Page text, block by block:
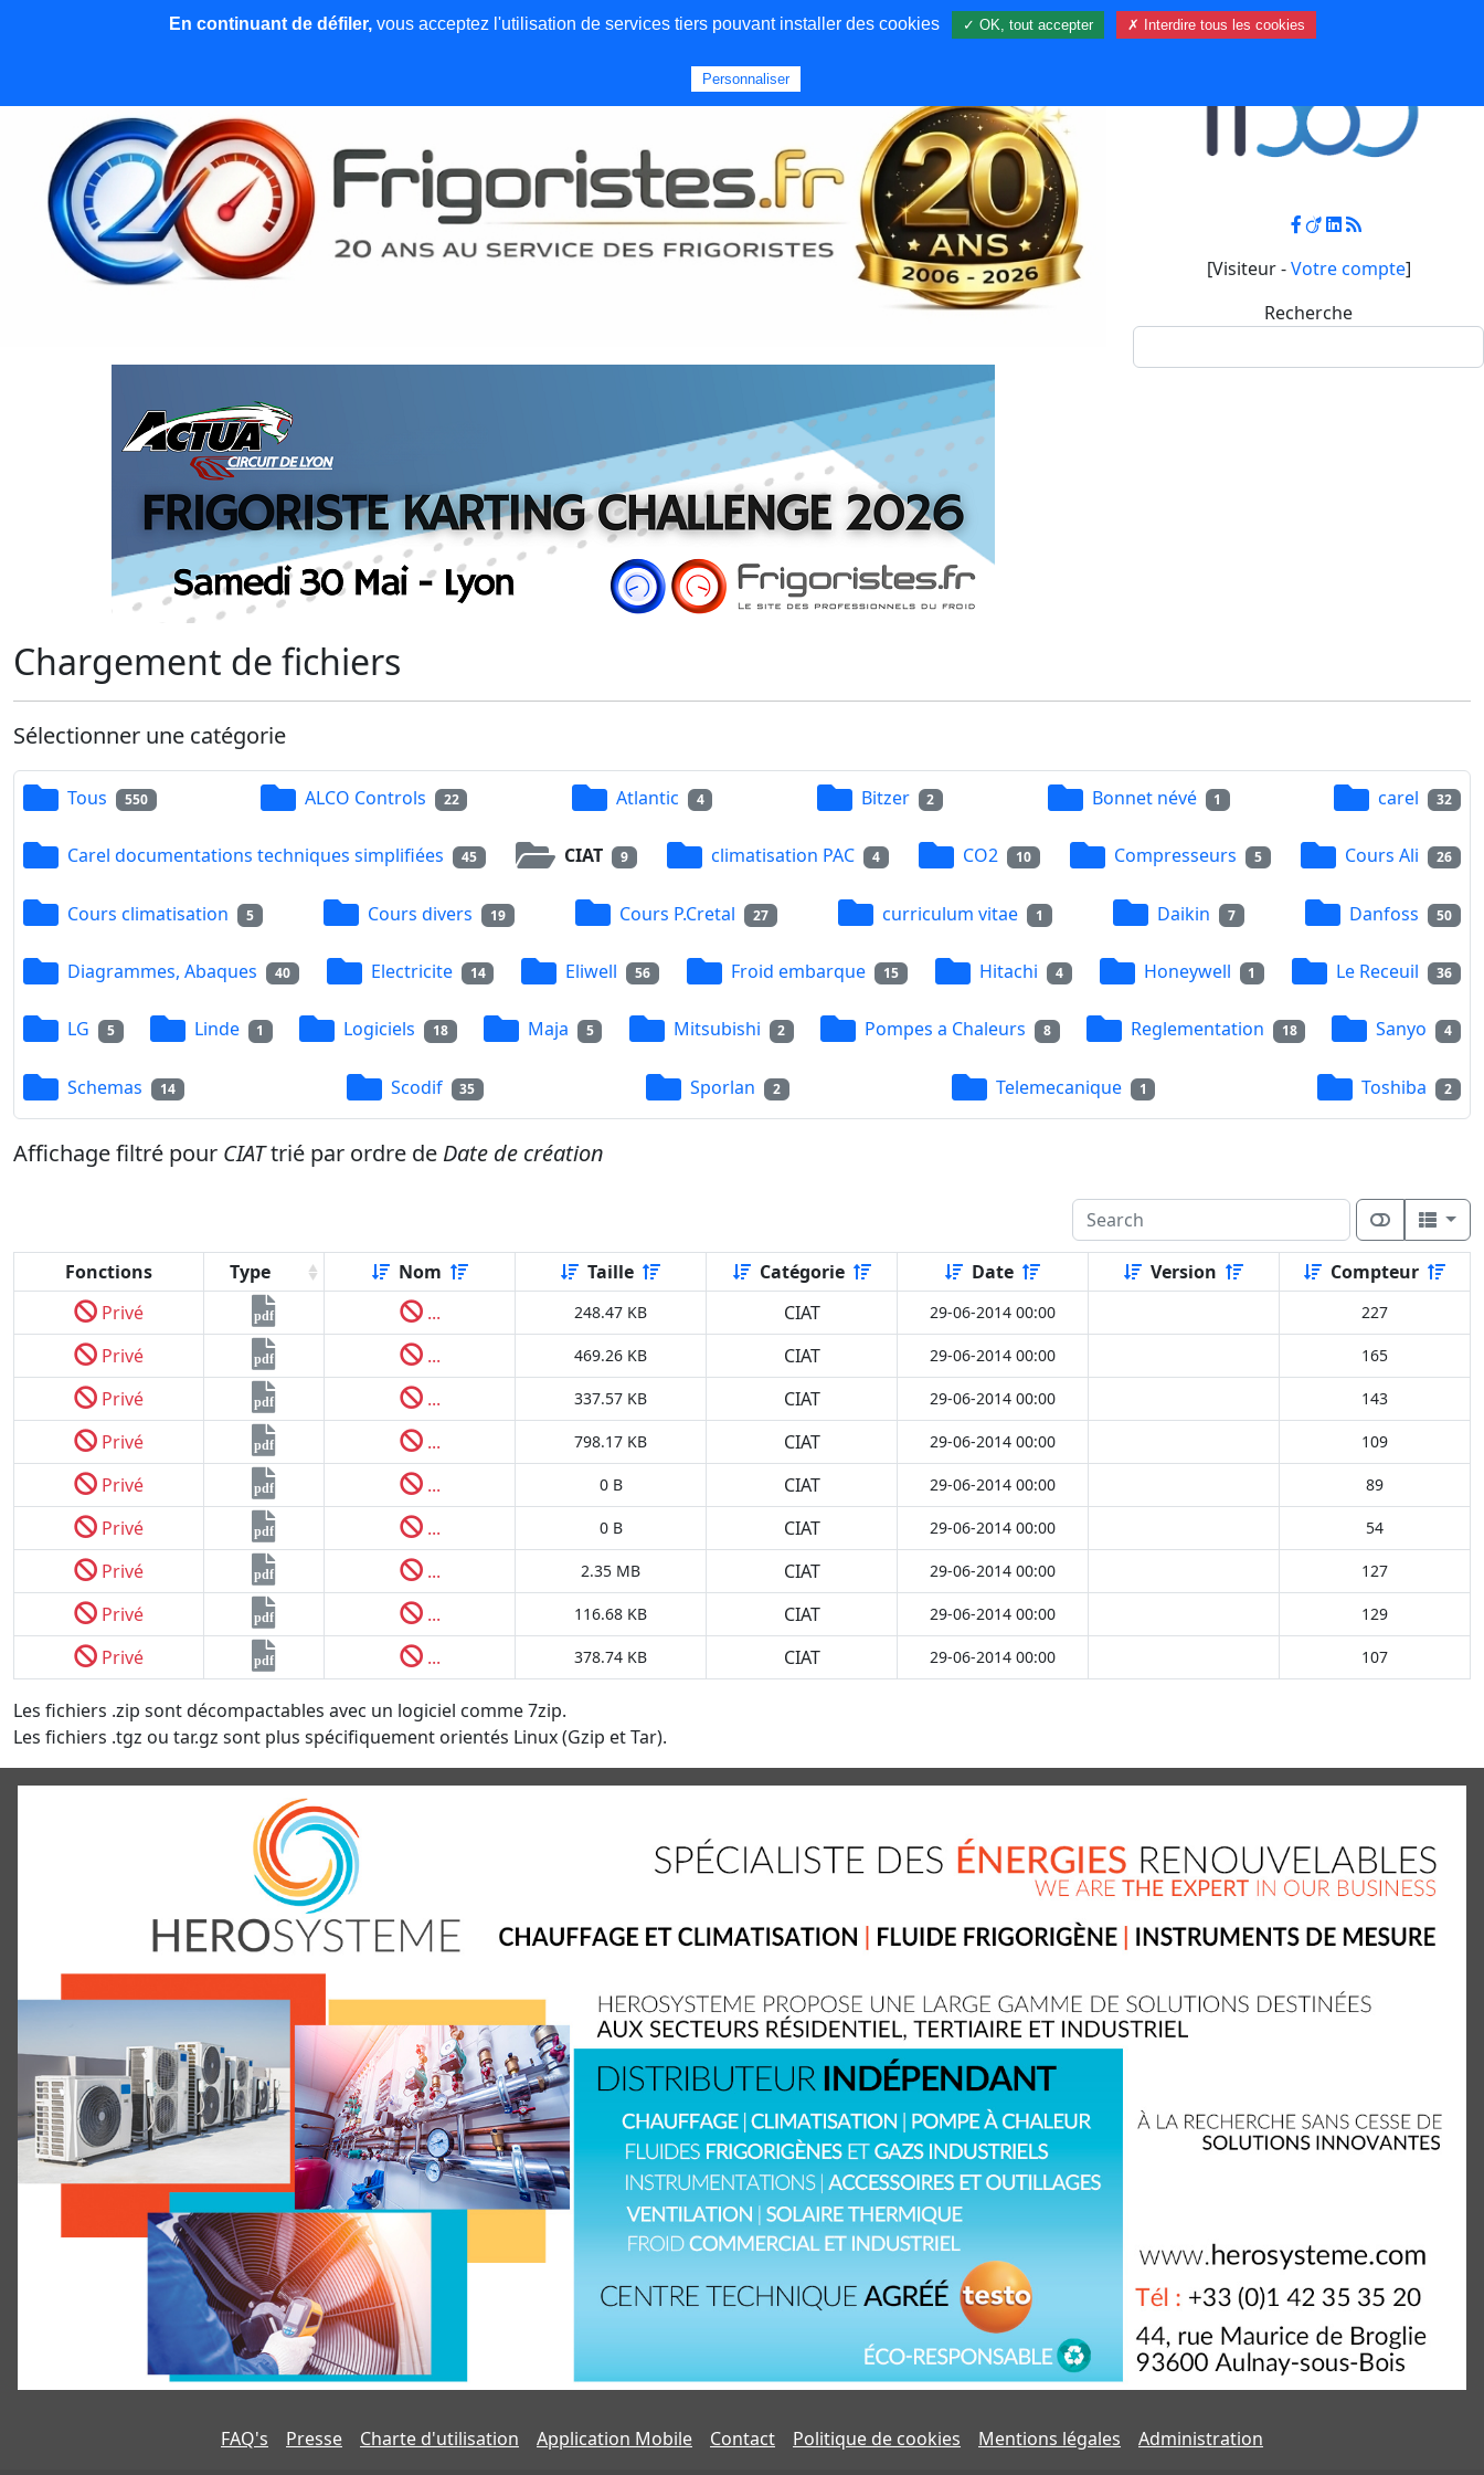
News et articles Emploi Qui sommes nous Contact Mon compte
[Visiteur -Votre compte]
Recherche
Chargement de fichiers
Sélectionner une catégorie
Tous 550 ALCO Controls 22 Atlantic 4 Bitzer 2 Bonnet névé 1 carel 32
Carel documentations techniques simplifiées 45 CIAT 9 climatisation PAC 4 CO2 10 Compresseurs 5 Cours Ali 26
Cours climatisation 5 Cours divers 19 Cours P.Cretal 27 curriculum vitae 1 Daikin 7 Danfoss 50
Diagrammes, Abaques 40 Electricite 14 Eliwell 56 Froid embarque 15 Hitachi 4 Honeywell 1 Le Receuil 36
LG 5 Linde 1 Logiciels 18 Maja 5 Mitsubishi 2 Pompes a Chaleurs 8 Reglementation 18 Sanyo 4
Schemas 14 Scodif 35 Sporlan 2 Telemecanique 1 Toshiba 2
Affichage filtré pour CIATtrié par ordre de Date de création
Fonctions Type Nom Taille Catégorie Date Version
Compteur
Privé
pdf ... 248.47 KB CIAT 29-06-2014 00:00 227
Privé pdf ... 469.26 KB CIAT 29-06-2014 00:00 165
Privé pdf ... 337.57 KB CIAT 29-06-2014 00:00 143
Privé pdf ... 798.17 KB CIAT 29-06-2014 00:00 109
Privé pdf ... 0 B CIAT 29-06-2014 00:00 89
Privé pdf ... 0 B CIAT 29-06-2014 00:00 54
Privé pdf ... 2.35 MB CIAT 29-06-2014 00:00 127
Privé pdf ... 116.68 KB CIAT 29-06-2014 00:00 129
Privé pdf ... 378.74 KB CIAT 29-06-2014 00:00 107
Les fichiers .zip sont décompactables avec un logiciel comme 7zip.
Les fichiers .tgz ou tar.gz sont plus spécifiquement orientés Linux (Gzip et Tar).
FAQ's Presse Charte d'utilisation Application Mobile Contact Politique de cookies Mentions légales Administration
En continuant de défiler,vous acceptez l'utilisation de services tiers pouvant installer des cookies ✓ OK, tout accepter ✗ Interdire tous les cookies
Personnaliser